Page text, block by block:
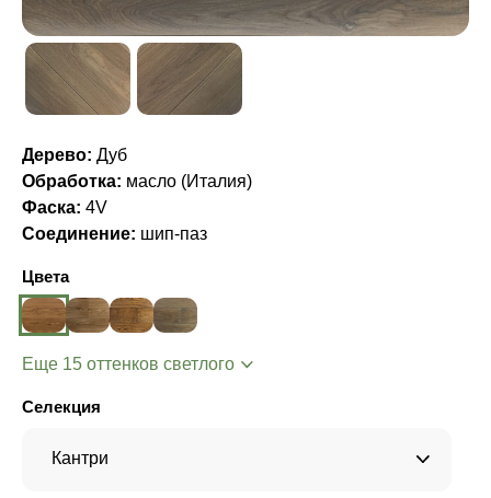
Дерево: Дуб
Обработка: масло (Италия)
Фаска: 4V
Соединение: шип-паз
Цвета
Еще 15 оттенков светлого
Селекция
Кантри